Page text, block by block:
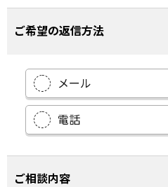
ご希望の返信方法
メール
電話
ご相談内容